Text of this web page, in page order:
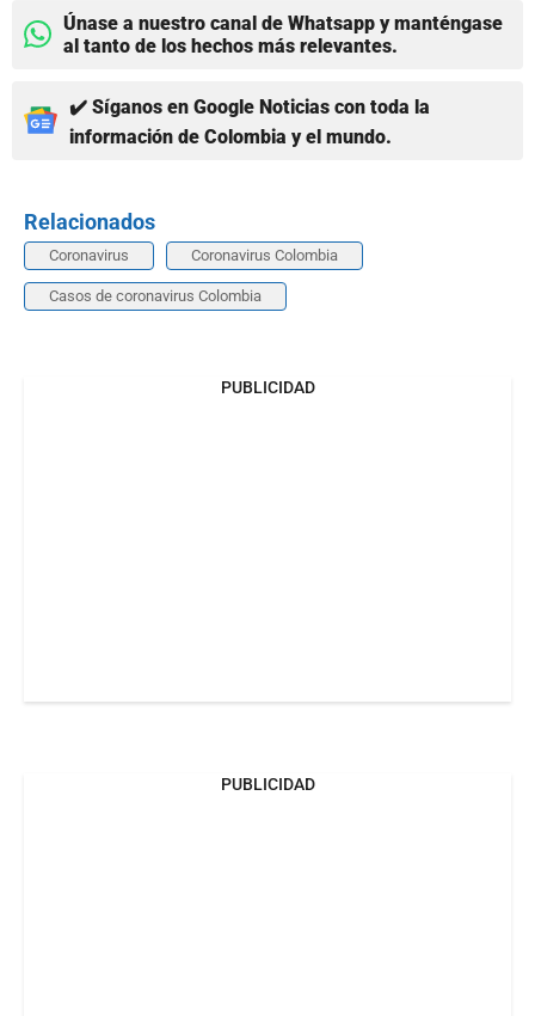
Únase a nuestro canal de Whatsapp y manténgase
al tanto de los hechos más relevantes.
✔️ Síganos en Google Noticias con toda la
información de Colombia y el mundo.
Relacionados
Coronavirus Coronavirus Colombia
Casos de coronavirus Colombia
PUBLICIDAD
PUBLICIDAD